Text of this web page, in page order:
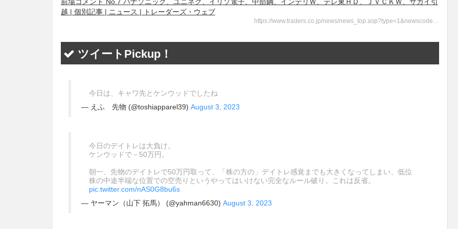
越 | 個別記事 | ニュース | トレーダーズ・ウェブ
https://www.traders.co.jp/news/news_top.asp?type=1&newscode…
ツイートPickup！
今日は、キャワ先とケンウッドでしたね
— えふ 先物 (@toshiapparel39) August 3, 2023
今日のデイトレは大負け。
ケンウッドで－50万円。
朝一、先物のデイトレで50万円取って、「株の方の」デイトレ感覚までも大きくなってしまい、低位
株の中途半端な位置での空売りというやってはいけない完全なルール破り。これは反省。
pic.twitter.com/nAS0G8bu6s
— ヤーマン（山下 拓馬） (@yahman6630) August 3, 2023